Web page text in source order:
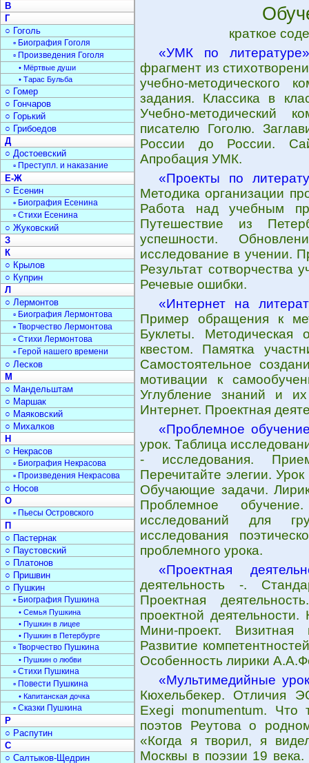
краткое
«УМК по
фрагмент из
учебно-методического
задания. Классика в
Учебно-методический
писателю Гоголю.
России до России.
Апробация УМК.
«Проекты по
Методика организации
Работа над учебным
Путешествие из
успешности.
исследование в учении.
Результат сотворчества
Речевые ошибки.
«Интернет на
Пример обращения к
Буклеты. Методическая
квестом. Памятка
Самостоятельное
мотивации к
Углубление знаний и
Интернет. Проектная
«Проблемное
урок. Таблица
- исследования.
Перечитайте элегии.
Обучающие задачи.
Проблемное
исследований для
исследования
проблемного урока.
«Проектная
деятельность -.
Проектная
проектной
Мини-проект.
Развитие
Особенность лирики
«Мультимедийные
Кюхельбекер. Отличия
Ехеgi monumentum. Что
поэтов Реутова о
«Когда я творил, я
Москвы в поэзии 19 века.
В
Г
○ Гоголь
▫ Биография Гоголя
▫ Произведения Гоголя
• Мёртвые души
• Тарас Бульба
○ Гомер
○ Гончаров
○ Горький
○ Грибоедов
Д
○ Достоевский
▫ Преступл. и наказание
Е-Ж
○ Есенин
▫ Биография Есенина
▫ Стихи Есенина
○ Жуковский
З
К
○ Крылов
○ Куприн
Л
○ Лермонтов
▫ Биография Лермонтова
▫ Творчество Лермонтова
▫ Стихи Лермонтова
▫ Герой нашего времени
○ Лесков
М
○ Мандельштам
○ Маршак
○ Маяковский
○ Михалков
Н
○ Некрасов
▫ Биография Некрасова
▫ Произведения Некрасова
○ Носов
О
▫ Пьесы Островского
П
○ Пастернак
○ Паустовский
○ Платонов
○ Пришвин
○ Пушкин
▫ Биография Пушкина
• Семья Пушкина
• Пушкин в лицее
• Пушкин в Петербурге
▫ Творчество Пушкина
• Пушкин о любви
▫ Стихи Пушкина
▫ Повести Пушкина
• Капитанская дочка
▫ Сказки Пушкина
Р
○ Распутин
С
○ Салтыков-Щедрин